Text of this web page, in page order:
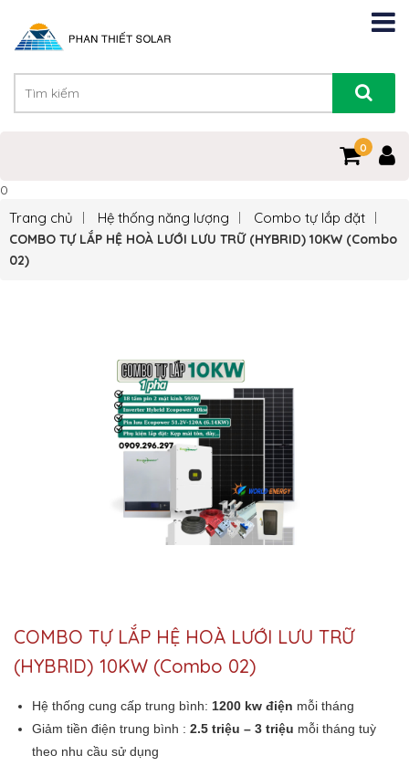
0
0
Trang chủ Hệ thống năng lượng Combo tự lắp đặt
COMBO TỰ LẮP HỆ HOÀ LƯỚI LƯU TRỮ (HYBRID) 10KW (Combo
02)
COMBO TỰ LẮP HỆ HOÀ LƯỚI LƯU TRỮ
(HYBRID) 10KW (Combo 02)
Hệ thống cung cấp trung bình: 1200 kw điện mỗi tháng
Giảm tiền điện trung bình : 2.5 triệu – 3 triệu mỗi tháng tuỳ
theo nhu cầu sử dụng